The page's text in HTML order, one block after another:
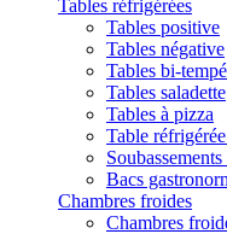
Tables réfrigérées
Tables positive
Tables négative
Tables bi-
Tables saladette
Tables à pizza
Table
Bacs
Chambres froides
Chambres